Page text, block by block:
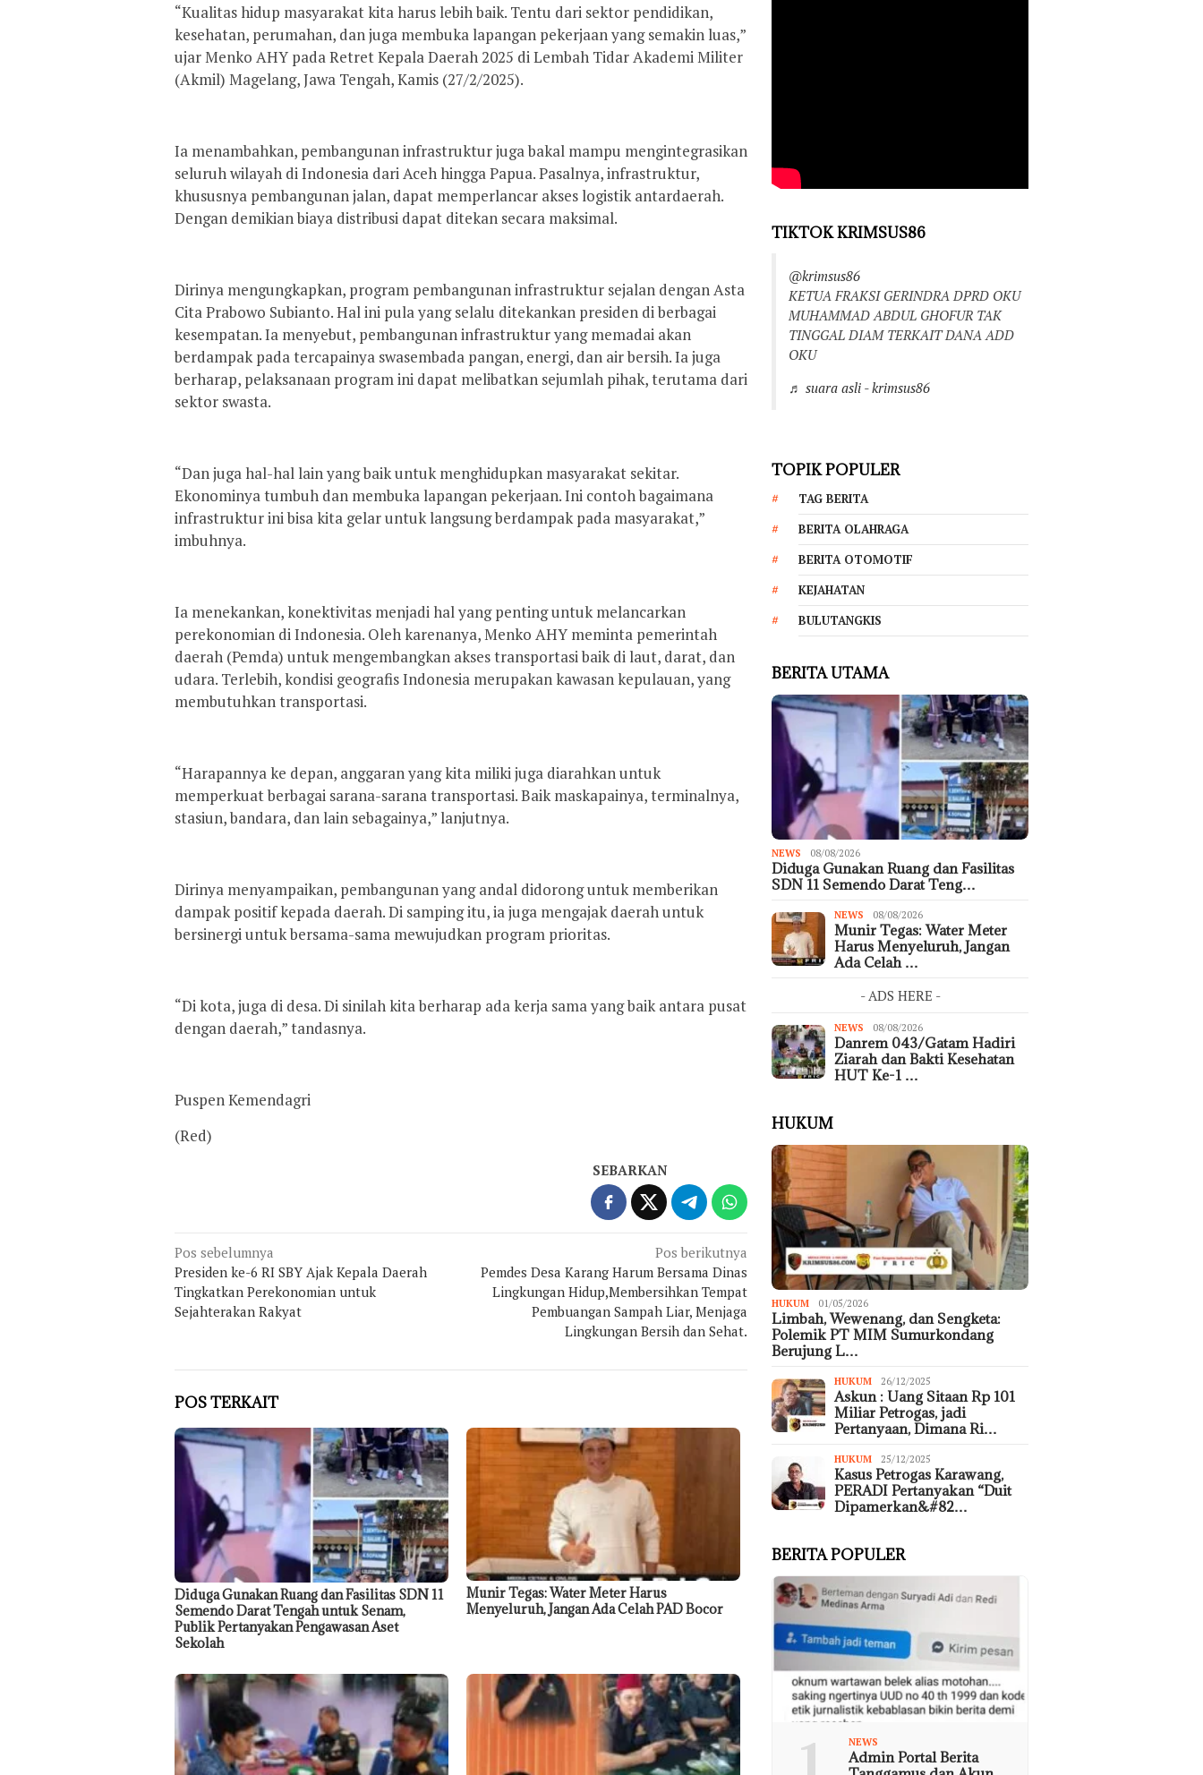
“Kualitas hidup masyarakat kita harus lebih baik. Tentu dari sektor pendidikan,
kesehatan, perumahan, dan juga membuka lapangan pekerjaan yang semakin luas,”
ujar Menko AHY pada Retret Kepala Daerah 2025 di Lembah Tidar Akademi Militer
(Akmil) Magelang, Jawa Tengah, Kamis (27/2/2025).
Ia menambahkan, pembangunan infrastruktur juga bakal mampu mengintegrasikan
seluruh wilayah di Indonesia dari Aceh hingga Papua. Pasalnya, infrastruktur,
khususnya pembangunan jalan, dapat memperlancar akses logistik antardaerah.
Dengan demikian biaya distribusi dapat ditekan secara maksimal.
Dirinya mengungkapkan, program pembangunan infrastruktur sejalan dengan Asta
Cita Prabowo Subianto. Hal ini pula yang selalu ditekankan presiden di berbagai
kesempatan. Ia menyebut, pembangunan infrastruktur yang memadai akan
berdampak pada tercapainya swasembada pangan, energi, dan air bersih. Ia juga
berharap, pelaksanaan program ini dapat melibatkan sejumlah pihak, terutama dari
sektor swasta.
“Dan juga hal-hal lain yang baik untuk menghidupkan masyarakat sekitar.
Ekonominya tumbuh dan membuka lapangan pekerjaan. Ini contoh bagaimana
infrastruktur ini bisa kita gelar untuk langsung berdampak pada masyarakat,”
imbuhnya.
Ia menekankan, konektivitas menjadi hal yang penting untuk melancarkan
perekonomian di Indonesia. Oleh karenanya, Menko AHY meminta pemerintah
daerah (Pemda) untuk mengembangkan akses transportasi baik di laut, darat, dan
udara. Terlebih, kondisi geografis Indonesia merupakan kawasan kepulauan, yang
membutuhkan transportasi.
“Harapannya ke depan, anggaran yang kita miliki juga diarahkan untuk
memperkuat berbagai sarana-sarana transportasi. Baik maskapainya, terminalnya,
stasiun, bandara, dan lain sebagainya,” lanjutnya.
Dirinya menyampaikan, pembangunan yang andal didorong untuk memberikan
dampak positif kepada daerah. Di samping itu, ia juga mengajak daerah untuk
bersinergi untuk bersama-sama mewujudkan program prioritas.
“Di kota, juga di desa. Di sinilah kita berharap ada kerja sama yang baik antara pusat
dengan daerah,” tandasnya.
Puspen Kemendagri
(Red)
SEBARKAN
Navigasi
pos
Pos sebelumnya
Presiden ke-6 RI SBY Ajak Kepala Daerah
Tingkatkan Perekonomian untuk
Sejahterakan Rakyat
Pos berikutnya
Pemdes Desa Karang Harum Bersama Dinas
Lingkungan Hidup,Membersihkan Tempat
Pembuangan Sampah Liar, Menjaga
Lingkungan Bersih dan Sehat.
POS TERKAIT
Diduga Gunakan Ruang dan Fasilitas SDN 11
Semendo Darat Tengah untuk Senam,
Publik Pertanyakan Pengawasan Aset
Sekolah
Munir Tegas: Water Meter Harus
Menyeluruh, Jangan Ada Celah PAD Bocor
TIKTOK KRIMSUS86
@krimsus86
KETUA FRAKSI GERINDRA DPRD OKU
MUHAMMAD ABDUL GHOFUR TAK
TINGGAL DIAM TERKAIT DANA ADD
OKU
♬ suara asli - krimsus86
TOPIK POPULER
TAG BERITA
BERITA OLAHRAGA
BERITA OTOMOTIF
KEJAHATAN
BULUTANGKIS
BERITA UTAMA
NEWS 08/08/2026
Diduga Gunakan Ruang dan Fasilitas
SDN 11 Semendo Darat Teng…
NEWS 08/08/2026
Munir Tegas: Water Meter
Harus Menyeluruh, Jangan
Ada Celah …
- ADS HERE -
NEWS 08/08/2026
Danrem 043/Gatam Hadiri
Ziarah dan Bakti Kesehatan
HUT Ke-1 …
HUKUM
HUKUM 01/05/2026
Limbah, Wewenang, dan Sengketa:
Polemik PT MIM Sumurkondang
Berujung L…
HUKUM 26/12/2025
Askun : Uang Sitaan Rp 101
Miliar Petrogas, jadi
Pertanyaan, Dimana Ri…
HUKUM 25/12/2025
Kasus Petrogas Karawang,
PERADI Pertanyakan “Duit
Dipamerkan&#82…
BERITA POPULER
NEWS
Admin Portal Berita